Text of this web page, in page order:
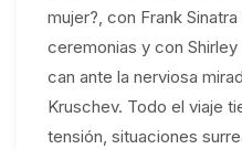
mujer?, con Frank
ceremonias y con
can ante la nerviosa
Kruschev. Todo el viaje
tensión, situaciones